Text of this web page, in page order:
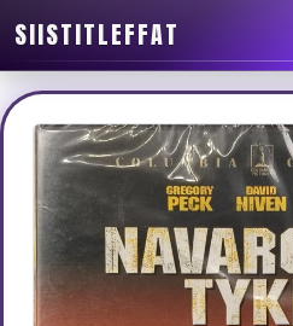
SIISTITLEFFAT